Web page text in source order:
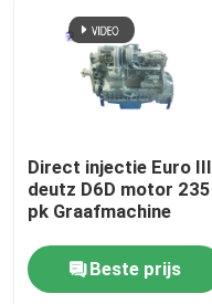
Direct injectie Euro III
deutz D6D motor 235
pk Graafmachine
Beste prijs